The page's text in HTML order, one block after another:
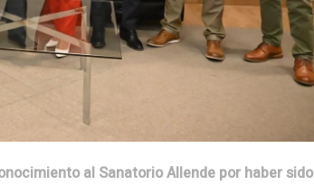
al Sanatorio Allende por haber sido